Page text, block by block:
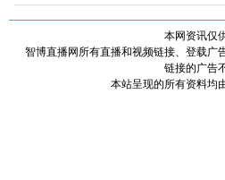
本网资讯仅
智博直播网所有直播和视频链接、登载广
链接的广告
本站呈现的所有资料均